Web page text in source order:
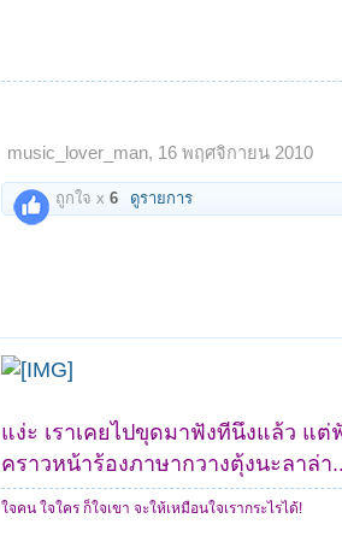
music_lover_man, 16 พฤศจิกายน 2010
ถูกใจ x 6 ดูรายการ
แง่ะ เราเคยไปขุดมาฟังทีนึงแล้ว แต่
คราวหน้าร้องภาษากวางตุ้งนะลาล่า
ใจคน ใจใคร ก็ใจเขา จะให้เหมือนใจเรากระไรได้!